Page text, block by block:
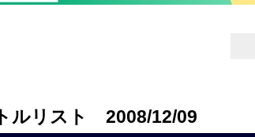
ルリスト 2008/12/09